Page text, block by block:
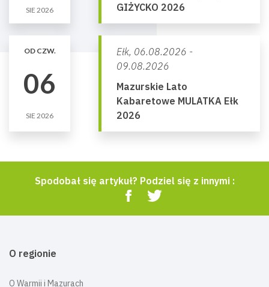
SIE 2026
GIŻYCKO 2026
OD CZW.
06
SIE 2026
Ełk, 06.08.2026 -
09.08.2026
Mazurskie Lato
Kabaretowe MULATKA Ełk
2026
Spodobał się artykuł? Podziel się z innymi :
O regionie
O Warmii i Mazurach